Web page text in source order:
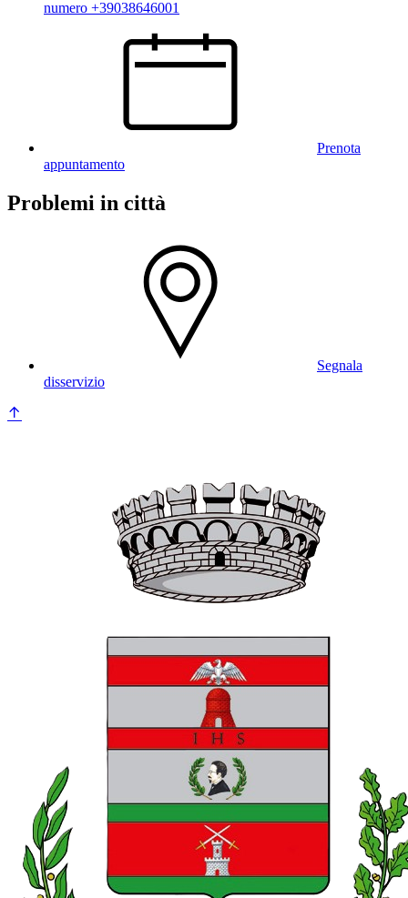
numero +39038646001
Prenota
appuntamento
Problemi in città
Segnala
disservizio